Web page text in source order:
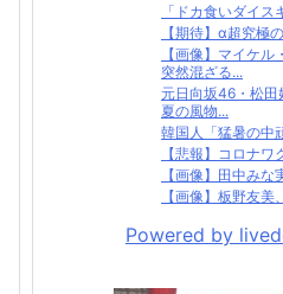
「ドカ食いダイ
【期待】α超究極
【画像】マイケ
突然混ざる...
元日向坂46・松田
夏の風物...
韓国人「猛暑の中
【悲報】コロナ
【画像】田中み
【画像】板野友
Powered by